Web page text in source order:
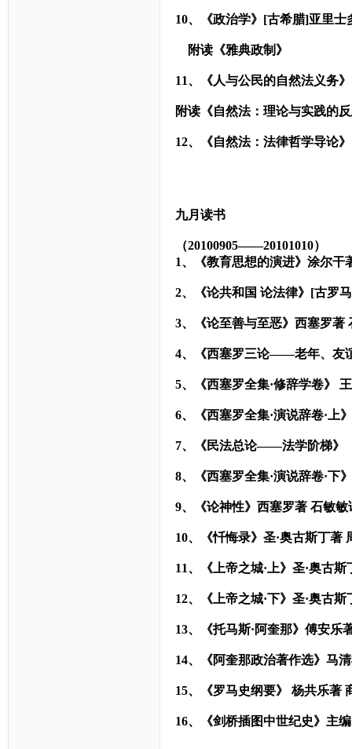
10、《政治学》[古希腊]亚里士
附读《雅典政制》
11、《人与公民的自然法义务
附读《自然法：理论与实践的
12、《自然法：法律哲学导论
九月读书
（20100905——20101010）
1、《教育思想的演进》涂尔干
2、《论共和国 论法律》[古罗
3、《论至善与至恶》西塞罗著
4、《西塞罗三论——老年、友
5、《西塞罗全集·修辞学卷》
6、《西塞罗全集·演说辞卷·上
7、《民法总论——法学阶梯》
8、《西塞罗全集·演说辞卷·下
9、《论神性》西塞罗著 石敏敏
10、《忏悔录》圣·奥古斯丁著
11、《上帝之城·上》圣·奥古
12、《上帝之城·下》圣·奥古
13、《托马斯·阿奎那》傅安乐
14、《阿奎那政治著作选》马
15、《罗马史纲要》 杨共乐著
16、《剑桥插图中世纪史》主